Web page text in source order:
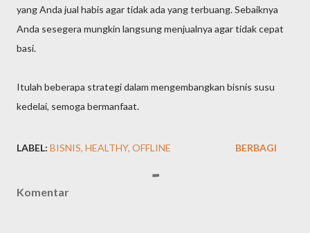
yang Anda jual habis agar tidak ada yang terbuang. Sebaiknya
Anda sesegera mungkin langsung menjualnya agar tidak cepat
basi.
Itulah beberapa strategi dalam mengembangkan bisnis susu
kedelai, semoga bermanfaat.
LABEL: BISNIS HEALTHY OFFLINE BERBAGI
Komentar